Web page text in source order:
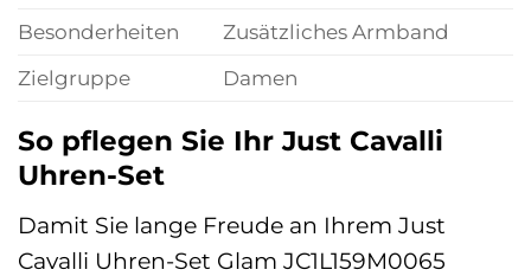
Besonderheiten
Zusätzliches Armband
Zielgruppe
Damen
So pflegen Sie Ihr Just Cavalli
Uhren-Set
Damit Sie lange Freude an Ihrem Just
Cavalli Uhren-Set Glam JC1L159M0065